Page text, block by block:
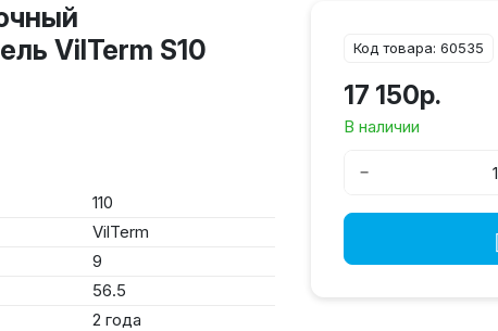
VilTerm S10
110
VilTerm
9
56.5
2 года
Код товара: 60535
17 150р.
В наличии
−